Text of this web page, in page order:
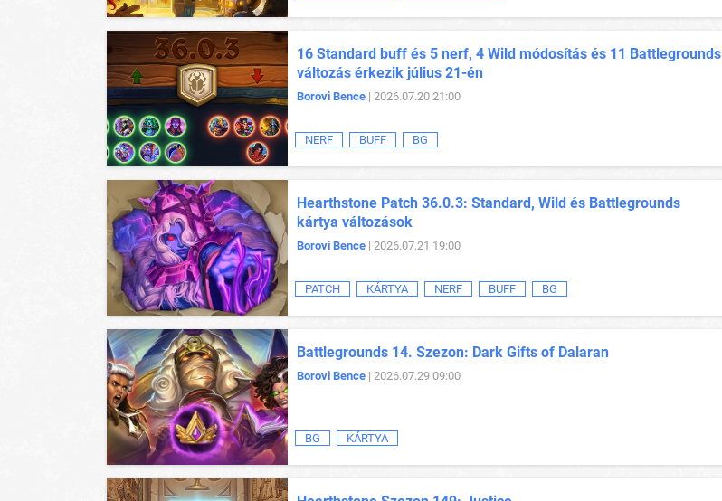
16 Standard buff és 5 nerf, 4 Wild módosítás és 11 Battlegrounds
változás érkezik július 21-én
Borovi Bence | 2026.07.20 21:00
NERF BUFF BG
Hearthstone Patch 36.0.3: Standard, Wild és Battlegrounds
kártya változások
Borovi Bence | 2026.07.21 19:00
PATCH KÁRTYA NERF BUFF BG
Battlegrounds 14. Szezon: Dark Gifts of Dalaran
Borovi Bence | 2026.07.29 09:00
BG KÁRTYA